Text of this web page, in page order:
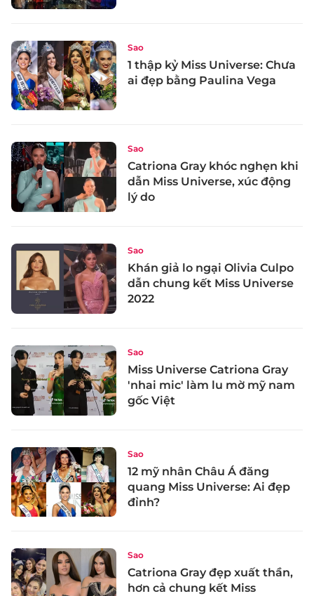
Sao
1 thập kỷ Miss Universe: Chưa
ai đẹp bằng Paulina Vega
Sao
Catriona Gray khóc nghẹn khi
dẫn Miss Universe, xúc động
lý do
Sao
Khán giả lo ngại Olivia Culpo
dẫn chung kết Miss Universe
2022
Sao
Miss Universe Catriona Gray
'nhai mic' làm lu mờ mỹ nam
gốc Việt
Sao
12 mỹ nhân Châu Á đăng
quang Miss Universe: Ai đẹp
đỉnh?
Sao
Catriona Gray đẹp xuất thần,
hơn cả chung kết Miss